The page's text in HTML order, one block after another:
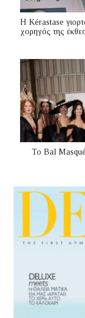
Η Kérastase
χορηγός της
Το Bal